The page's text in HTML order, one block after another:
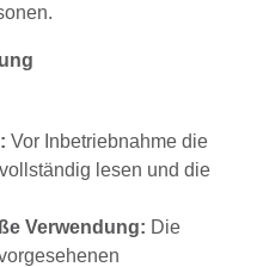
Vor Inbetriebnahme die
lesen und die
Verwendung: Die